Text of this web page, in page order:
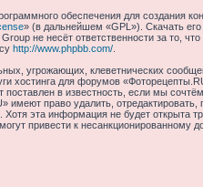
обеспечения для создания
» (в дальнейшем «GPL»). Скачать
не несёт ответственности за то,
http://www.phpbb.com/.
угрожающих, клеветнических
хостинга для форумов
в известность, если мы
право удалить,
эта информация не будет открыта
привести к несанкционированному